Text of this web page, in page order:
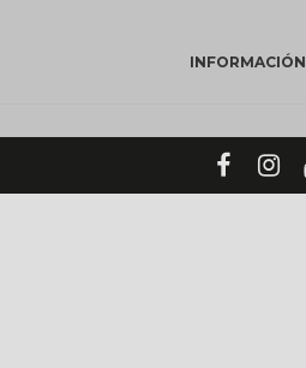
INFORMACIÓN